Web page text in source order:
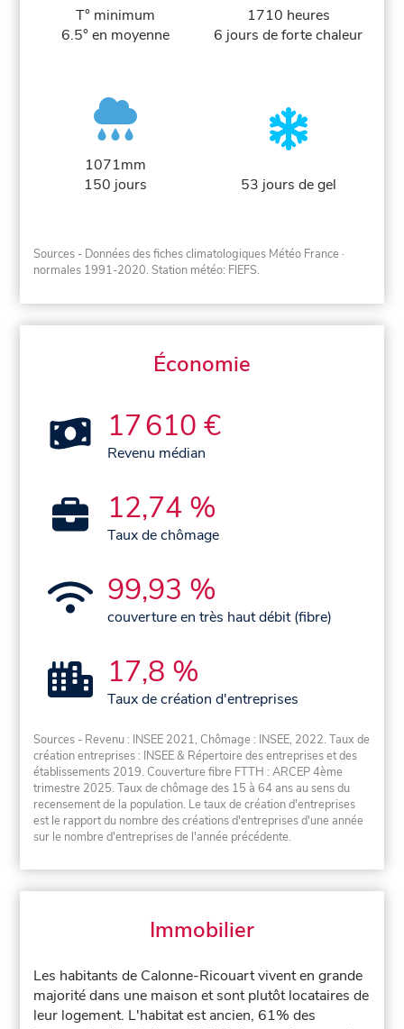
T° minimum
6.5° en moyenne
1710 heures
6 jours de forte chaleur
1071mm
150 jours
53 jours de gel
Sources - Données des fiches climatologiques Météo France ·
normales 1991-2020. Station météo: FIEFS.
Économie
17 610 €
Revenu médian
12,74 %
Taux de chômage
99,93 %
couverture en très haut débit (fibre)
17,8 %
Taux de création d'entreprises
Sources - Revenu : INSEE 2021, Chômage : INSEE, 2022. Taux de
création entreprises : INSEE & Répertoire des entreprises et des
établissements 2019. Couverture fibre FTTH : ARCEP 4ème
trimestre 2025. Taux de chômage des 15 à 64 ans au sens du
recensement de la population. Le taux de création d'entreprises
est le rapport du nombre des créations d'entreprises d'une année
sur le nombre d'entreprises de l'année précédente.
Immobilier
Les habitants de Calonne-Ricouart vivent en grande
majorité dans une maison et sont plutôt locataires de
leur logement. L'habitat est ancien, 61% des